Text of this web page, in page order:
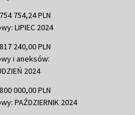
754,24 PLN
LIPIEC 2024
240,00 PLN
i aneksów:
2024
000,00 PLN
PAŹDZIERNIK 2024